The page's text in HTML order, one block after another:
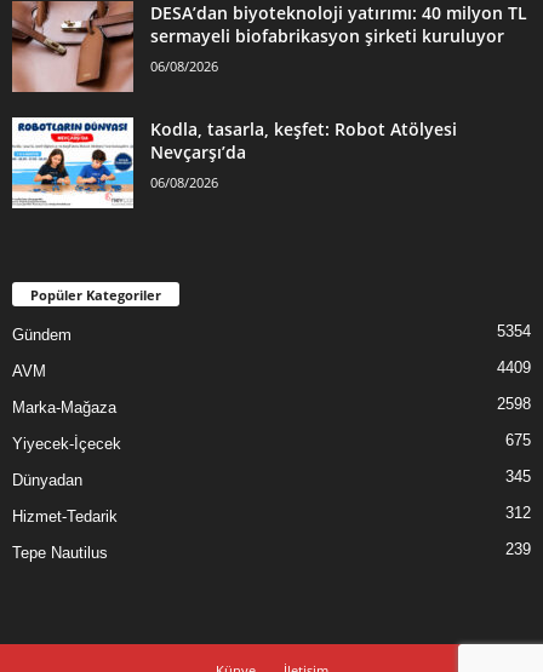
DESA’dan biyoteknoloji yatırımı: 40 milyon TL
sermayeli biofabrikasyon şirketi kuruluyor
06/08/2026
Kodla, tasarla, keşfet: Robot Atölyesi
Nevçarşı’da
06/08/2026
Popüler Kategoriler
Gündem 5354
AVM 4409
Marka-Mağaza 2598
Yiyecek-İçecek 675
Dünyadan 345
Hizmet-Tedarik 312
Tepe Nautilus 239